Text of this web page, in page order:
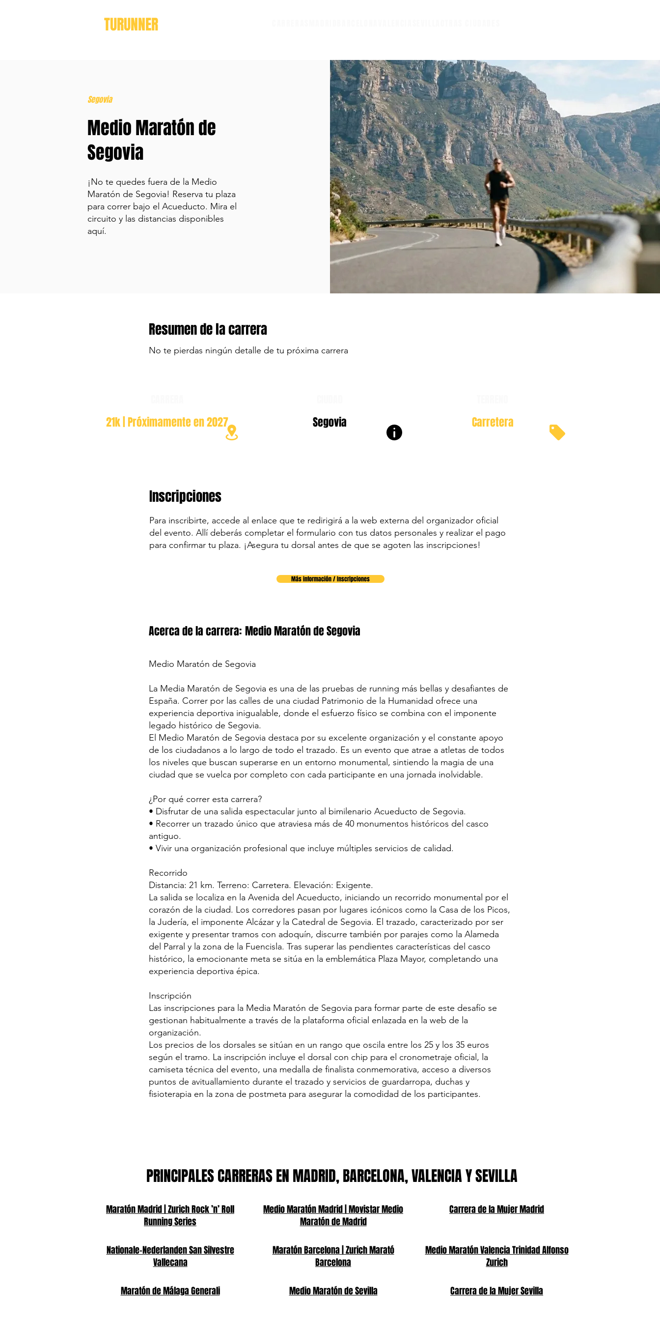
TURUNNER
Segovia
Medio Maratón de
Segovia
¡No te quedes fuera de la Medio
Maratón de Segovia! Reserva tu plaza
para correr bajo el Acueducto. Mira el
circuito y las distancias disponibles
aquí.
Resumen de la carrera
No te pierdas ningún detalle de tu próxima carrera
21k | Próximamente en 2027 Segovia Carretera
Inscripciones
Para inscribirte, accede al enlace que te redirigirá a la web externa del organizador oficial
del evento. Allí deberás completar el formulario con tus datos personales y realizar el pago
para confirmar tu plaza. ¡Asegura tu dorsal antes de que se agoten las inscripciones!
Más información / Inscripciones
Acerca de la carrera: Medio Maratón de Segovia
Medio Maratón de Segovia
La Media Maratón de Segovia es una de las pruebas de running más bellas y desafiantes de
España. Correr por las calles de una ciudad Patrimonio de la Humanidad ofrece una
experiencia deportiva inigualable, donde el esfuerzo físico se combina con el imponente
legado histórico de Segovia.
El Medio Maratón de Segovia destaca por su excelente organización y el constante apoyo
de los ciudadanos a lo largo de todo el trazado. Es un evento que atrae a atletas de todos
los niveles que buscan superarse en un entorno monumental, sintiendo la magia de una
ciudad que se vuelca por completo con cada participante en una jornada inolvidable.
¿Por qué correr esta carrera?
• Disfrutar de una salida espectacular junto al bimilenario Acueducto de Segovia.
• Recorrer un trazado único que atraviesa más de 40 monumentos históricos del casco
antiguo.
• Vivir una organización profesional que incluye múltiples servicios de calidad.
Recorrido
Distancia: 21 km. Terreno: Carretera. Elevación: Exigente.
La salida se localiza en la Avenida del Acueducto, iniciando un recorrido monumental por el
corazón de la ciudad. Los corredores pasan por lugares icónicos como la Casa de los Picos,
la Judería, el imponente Alcázar y la Catedral de Segovia. El trazado, caracterizado por ser
exigente y presentar tramos con adoquín, discurre también por parajes como la Alameda
del Parral y la zona de la Fuencisla. Tras superar las pendientes características del casco
histórico, la emocionante meta se sitúa en la emblemática Plaza Mayor, completando una
experiencia deportiva épica.
Inscripción
Las inscripciones para la Media Maratón de Segovia para formar parte de este desafío se
gestionan habitualmente a través de la plataforma oficial enlazada en la web de la
organización.
Los precios de los dorsales se sitúan en un rango que oscila entre los 25 y los 35 euros
según el tramo. La inscripción incluye el dorsal con chip para el cronometraje oficial, la
camiseta técnica del evento, una medalla de finalista conmemorativa, acceso a diversos
puntos de avituallamiento durante el trazado y servicios de guardarropa, duchas y
fisioterapia en la zona de postmeta para asegurar la comodidad de los participantes.
PRINCIPALES CARRERAS EN MADRID, BARCELONA, VALENCIA Y SEVILLA
Maratón Madrid | Zurich Rock ’n’ Roll
Running Series
Medio Maratón Madrid | Movistar Medio
Maratón de Madrid
Carrera de la Mujer Madrid
Nationale-Nederlanden San Silvestre
Vallecana
Maratón Barcelona | Zurich Marató
Barcelona
Medio Maratón Valencia Trinidad Alfonso
Zurich
Maratón de Málaga Generali Medio Maratón de Sevilla Carrera de la Mujer Sevilla